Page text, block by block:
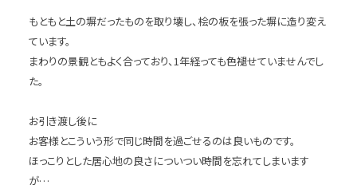
もともと土の塀だったものを取り壊し、桧の板を張った塀に造り変え
ています。
まわりの景観ともよく合っており、1年経っても色褪せていませんでし
た。
お引き渡し後に
お客様とこういう形で同じ時間を過ごせるのは良いものです。
ほっこりとした居心地の良さについつい時間を忘れてしまいます
が…